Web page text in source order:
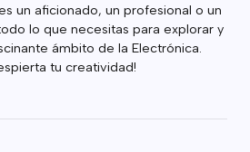
un aficionado, un profesional o un
lo que necesitas para explorar y
ámbito de la Electrónica.
tu creatividad!